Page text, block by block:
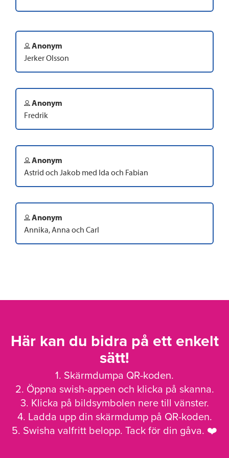
Anonym
Jerker Olsson
Anonym
Fredrik
Anonym
Astrid och Jakob med Ida och Fabian
Anonym
Annika, Anna och Carl
Här kan du bidra på ett enkelt
sätt!
1. Skärmdumpa QR-koden.
2. Öppna swish-appen och klicka på skanna.
3. Klicka på bildsymbolen nere till vänster.
4. Ladda upp din skärmdump på QR-koden.
5. Swisha valfritt belopp. Tack för din gåva. ❤️